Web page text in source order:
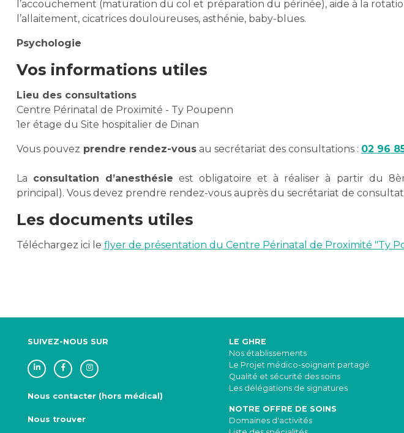
l’accouchement (maturation du col et préparation du périnée), aide à la
l’allaitement, cicatrices douloureuses, asthénie, baby-blues.
Psychologie
Vos informations utiles
Lieu des consultations
Centre Périnatal de Proximité - Ty Poupenn
1er étage du Site hospitalier de Dinan
Vous pouvez prendre rendez-vous au secrétariat des consultations : 02 96
La consultation d’anesthésie est obligatoire et à réaliser à partir du
principal). Vous devez prendre rendez-vous auprès du secrétariat de
Les documents utiles
Téléchargez ici le flyer de présentation du Centre Périnatal de Proximité "Ty
SUIVEZ-NOUS SUR
Nous contacter (hors médical)
Nous trouver
LE GHRE
Nos établissements
Le Projet médico-soignant partagé
Qualité et sécurité des soins
Les délégations de signatures
NOTRE OFFRE DE SOINS
Domaines d'activités